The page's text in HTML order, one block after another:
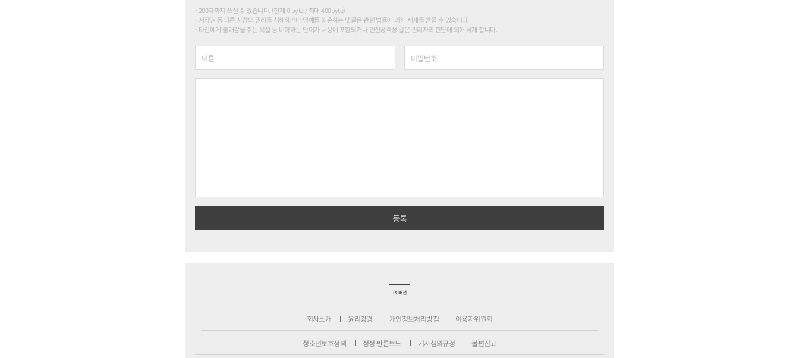
200자까지 쓰실 수 있습니다. (현재 0 byte / 최대 400byte)
저작권 등 다른 사람의 권리를 침해하거나 명예를 훼손하는 댓글은 관련 법률에 의해 제재를 받을 수 있습니다.
타인에게 불쾌감을 주는 욕설 등 비하하는 단어가 내용에 포함되거나 인신공격성 글은 관리자의 판단에 의해 삭제 합니다.
PC버전
회사소개 윤리강령 개인정보처리방침 이용자위원회
청소년보호정책 정정·반론보도 기사심의규정 불편신고